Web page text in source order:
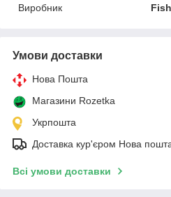
Виробник
Умови доставки
Нова Пошта
Магазини Rozetka
Укрпошта
Доставка кур'єром Нова
Всі умови доставки